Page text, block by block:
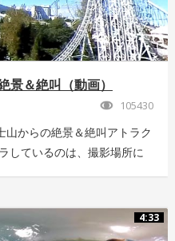
景＆絶叫（動画）
105430
からの絶景＆絶叫アトラク
しているのは、撮影場所に
日外周を回っている「ドド
りました。リニューアル後に
4:33